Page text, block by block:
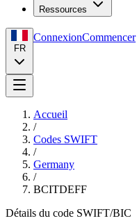
Ressources
FR
ConnexionCommencer
Accueil
/
Codes SWIFT
/
Germany
/
BCITDEFF
Détails du code SWIFT/BIC